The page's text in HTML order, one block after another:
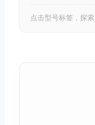
点击型号标签，探